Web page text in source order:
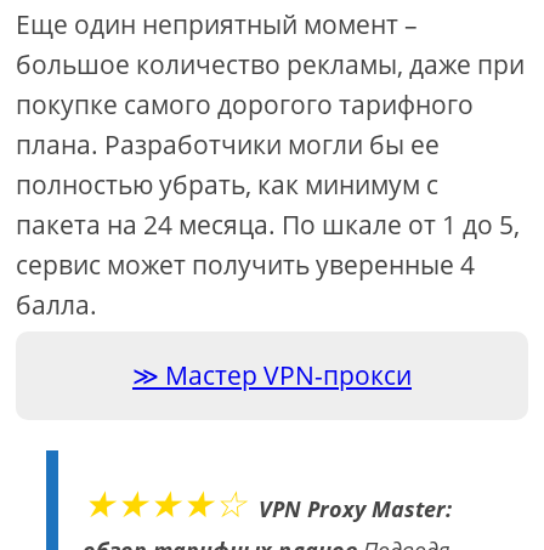
Еще один неприятный момент –
большое количество рекламы, даже при
покупке самого дорогого тарифного
плана. Разработчики могли бы ее
полностью убрать, как минимум с
пакета на 24 месяца. По шкале от 1 до 5,
сервис может получить уверенные 4
балла.
Мастер VPN-прокси
★★★★☆ VPN Proxy Master: